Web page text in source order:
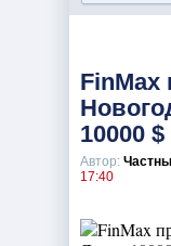
FinMax
10000
Автор:
17:40